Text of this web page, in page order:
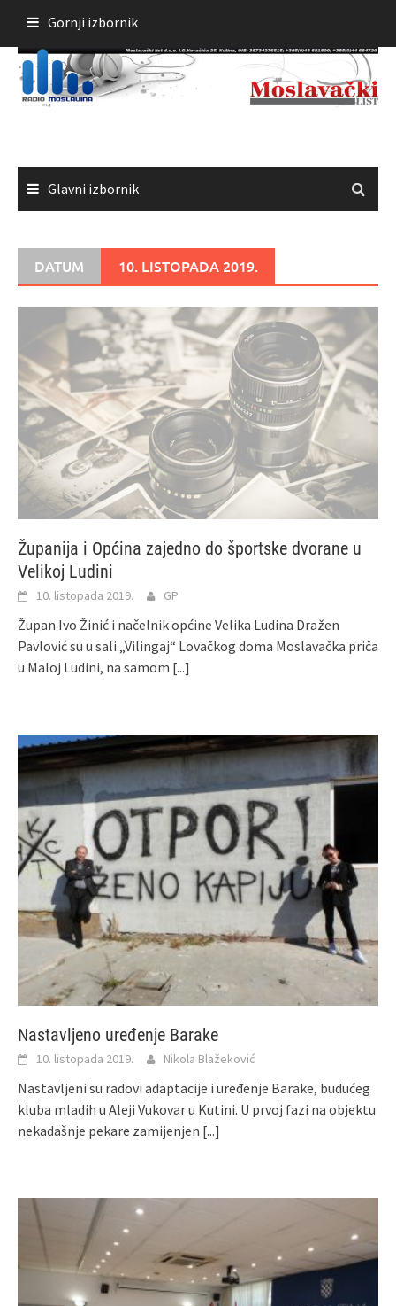
sadržaja
Gornji izbornik
Glavni izbornik
DATUM 10. LISTOPADA 2019.
Županija i Općina zajedno do športske dvorane u
Velikoj Ludini
10. listopada 2019. GP
Župan Ivo Žinić i načelnik općine Velika Ludina Dražen
Pavlović su u sali „Vilingaj“ Lovačkog doma Moslavačka priča
u Maloj Ludini, na samom [...]
Nastavljeno uređenje Barake
10. listopada 2019. Nikola Blažeković
Nastavljeni su radovi adaptacije i uređenje Barake, budućeg
kluba mladih u Aleji Vukovar u Kutini. U prvoj fazi na objektu
nekadašnje pekare zamijenjen [...]